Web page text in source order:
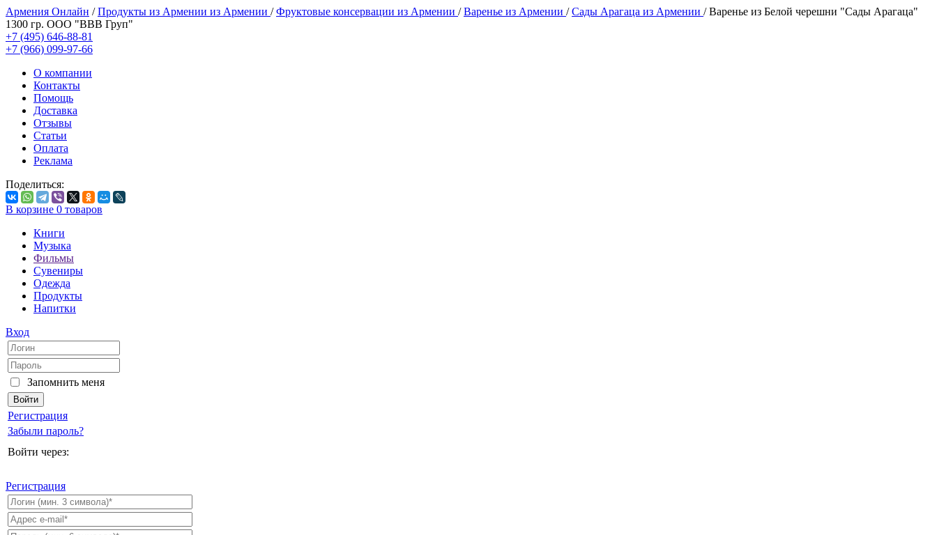
Армения Онлайн /Продукты из Армении из Армении /Фруктовые консервации из Армении /Варенье из Армении /Сады Арагаца из Армении /Варенье из Белой черешни "Сады Арагаца"
1300 гр. ООО "ВВВ Груп"
+7 (495) 646-88-81
+7 (966) 099-97-66
О компании
Контакты
Помощь
Доставка
Отзывы
Статьи
Оплата
Реклама
Поделиться:
В корзине 0 товаров
Книги
Музыка
Фильмы
Сувениры
Одежда
Продукты
Напитки
Вход
Запомнить меня
Регистрация
Забыли пароль?
Войти через:
Регистрация